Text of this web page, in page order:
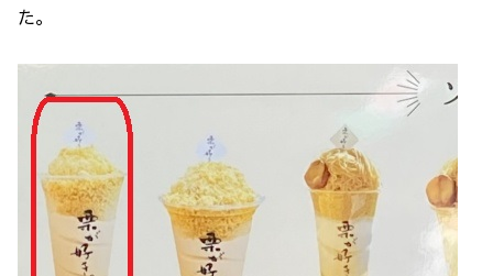
た。